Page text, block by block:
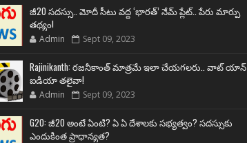
జీ20 సదస్సు.. మోదీ సీటు వద్ద ‘భారత్’ నేమ్ ప్లేట్‌.. పేరు మార్పు
తథ్యం!
Admin Sept 09, 2023
Rajinikanth: రజనీకాంత్ మాత్రమే ఇలా చేయగలరు.. వాట్ యాన్
ఐడియా తలైవా!
Admin Sept 09, 2023
G20: జీ20 అంటే ఏంటి? ఏ ఏ దేశాలకు సభ్యత్వం? సదస్సుకు
ఎందుకింత ప్రాధాన్యత?